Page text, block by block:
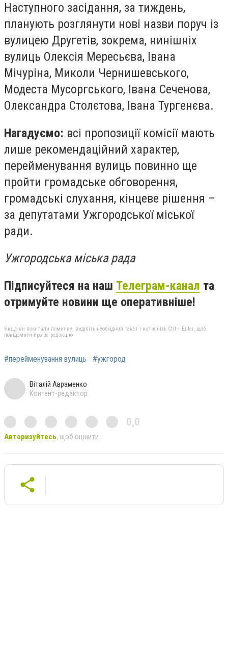
Наступного засідання, за тиждень,
планують розглянути нові назви поруч із
вулицею Другетів, зокрема, нинішніх
вулиць Олексія Мересьєва, Івана
Мічуріна, Миколи Чернишевського,
Модеста Мусоргського, Івана Сеченова,
Олександра Столєтова, Івана Тургенєва.
Нагадуємо: всі пропозиції комісії мають
лише рекомендаційний характер,
перейменування вулиць повинно ще
пройти громадське обговорення,
громадські слухання, кінцеве рішення –
за депутатами Ужгородської міської
ради.
Ужгородська міська рада
Підписуйтеся на наш Телеграм-канал та
отримуйте новини ще оперативніше!
Якщо ви помітили помилку, виділіть необхідний текст і натисніть Ctrl + Enter, щоб
повідомити про це редакцію
#перейменування вулиць #ужгород
Віталій Авраменко
Контент-редактор
0,0
Авторизуйтесь, щоб оцінити